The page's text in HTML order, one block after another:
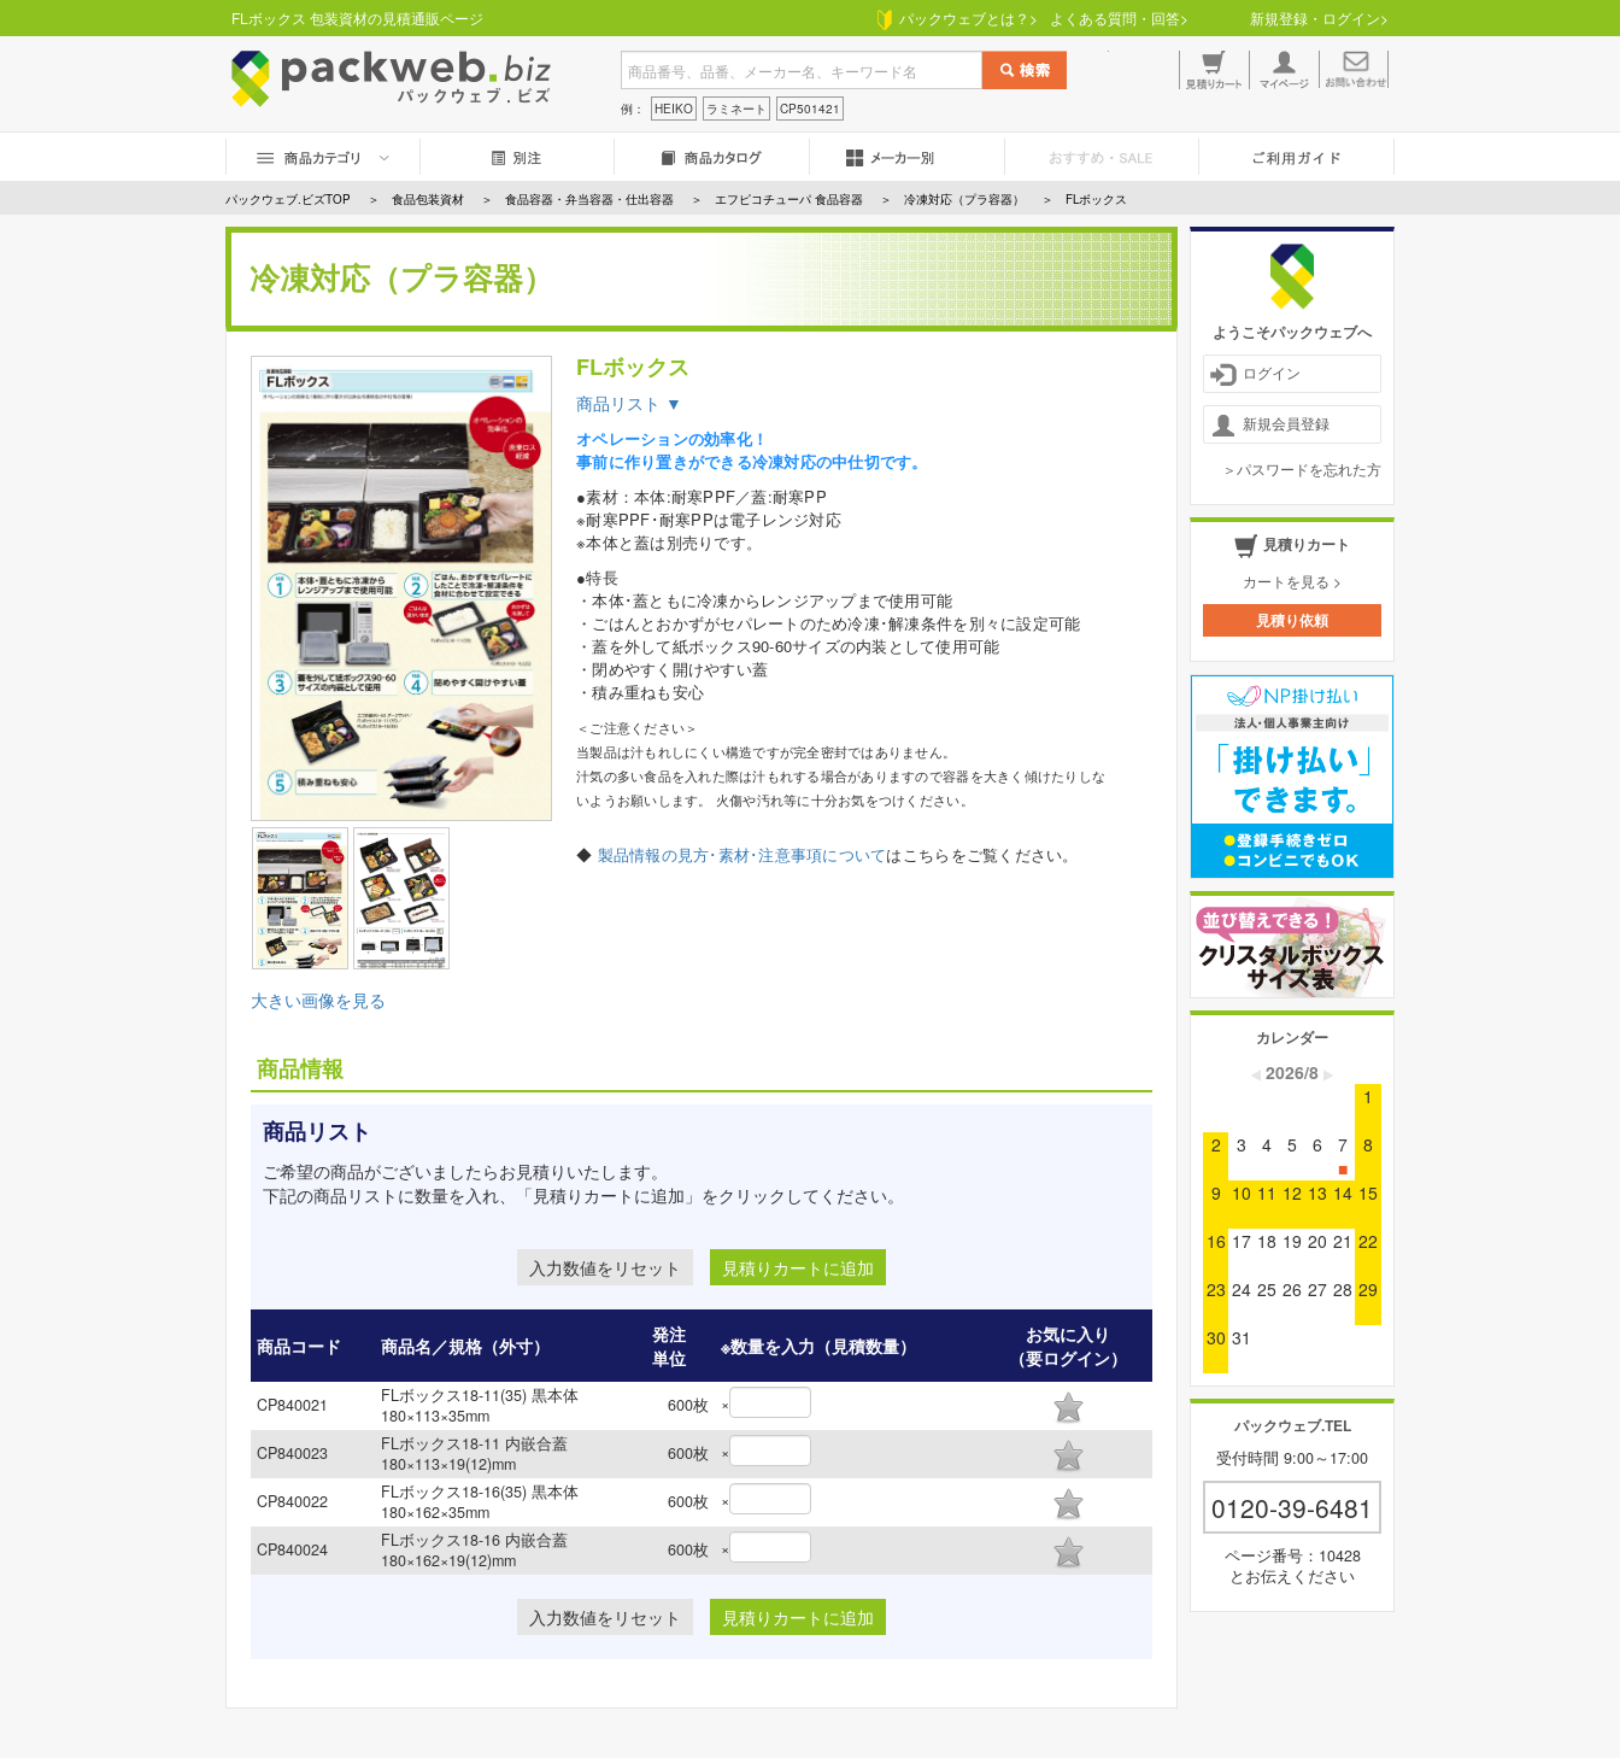
FLボックス 包装資材の見積通販ページ パックウェブとは？> よくある質問・回答> 新規登録・ログイン>
例： HEIKO ラミネート CP501421
パックウェブ.ビズTOP 食品包装資材 食品容器・弁当容器・仕出容器 エフピコチューパ 食品容器 冷凍対応（プラ容器） FLボックス
ようこそパックウェブへ
ログイン
新規会員登録
＞パスワードを忘れた方
見積りカート
カートを見る >
見積り依頼
カレンダー
2026/8
1
2
3 4 5 6
7
■
8
9 10 11 12 13 14 15
16 17 18 19 20 21 22
23 24 25 26 27 28 29
30 31
パックウェブ.TEL
受付時間 9:00～17:00
0120-39-6481
ページ番号：10428
とお伝えください
冷凍対応（プラ容器）
大きい画像を見る
FLボックス
商品リスト ▼
オペレーションの効率化！
事前に作り置きができる冷凍対応の中仕切です。
●素材：本体:耐寒PPF／蓋:耐寒PP
※耐寒PPF･耐寒PPは電子レンジ対応
※本体と蓋は別売りです。
●特長
・本体･蓋ともに冷凍からレンジアップまで使用可能
・ごはんとおかずがセパレートのため冷凍･解凍条件を別々に設定可能
・蓋を外して紙ボックス90-60サイズの内装として使用可能
・閉めやすく開けやすい蓋
・積み重ねも安心
＜ご注意ください＞
当製品は汁もれしにくい構造ですが完全密封ではありません。
汁気の多い食品を入れた際は汁もれする場合がありますので容器を大きく傾けたりしな
いようお願いします。 火傷や汚れ等に十分お気をつけください。
◆ 製品情報の見方･素材･注意事項についてはこちらをご覧ください。
商品情報
商品リスト
ご希望の商品がございましたらお見積りいたします。
下記の商品リストに数量を入れ、「見積りカートに追加」をクリックしてください。
見積りカートに追加
商品コード 商品名／規格（外寸）
発注
単位
※数量を入力（見積数量）
お気に入り
（要ログイン）
CP840021
FLボックス18-11(35) 黒本体
180×113×35mm
600枚 ×
CP840023
FLボックス18-11 内嵌合蓋
180×113×19(12)mm
600枚 ×
CP840022
FLボックス18-16(35) 黒本体
180×162×35mm
600枚 ×
CP840024
FLボックス18-16 内嵌合蓋
180×162×19(12)mm
600枚 ×
見積りカートに追加